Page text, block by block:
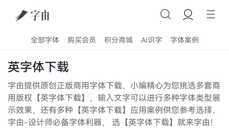
全部字体 购买会员 积分商城 AI识字 字体案例
英字体下载
字由提供原创正版商用字体下载，小编精心为您挑选多套商
用版权【英字体下载】，输入文字可以进行多种字体类型展
示效果，还有多种【英字体下载】应用案例供您参考选择，
字由-设计师必备字体利器， 选【英字体下载】就来字由！